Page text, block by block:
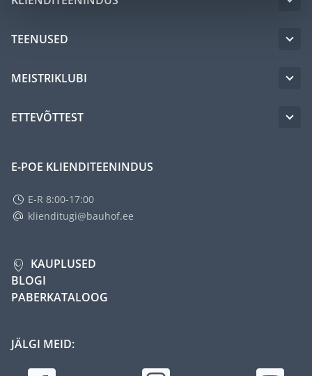
TEENUSED
MEISTRIKLUBI
ETTEVÕTTEST
E-POE KLIENDITEENINDUS
E-R 8:00-17:00
klienditugi@bauhof.ee
KAUPLUSED
BLOGI
PABERKATALOOG
JÄLGI MEID: